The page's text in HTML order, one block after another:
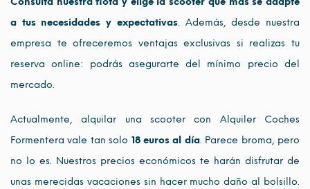
a tus necesidades y expectativas. Además, desde nuestra
empresa te ofreceremos ventajas exclusivas si realizas tu
reserva online: podrás asegurarte del mínimo precio del
mercado.
Actualmente, alquilar una scooter con Alquiler Coches
Formentera vale tan solo 18 euros al día. Parece broma, pero
no lo es. Nuestros precios económicos te harán disfrutar de
unas merecidas vacaciones sin hacer mucho daño al bolsillo.